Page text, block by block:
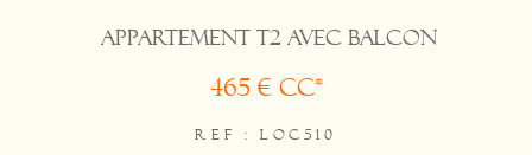
APPARTEMENT T2 AVEC BALCON
465 € CC*
REF : LOC510